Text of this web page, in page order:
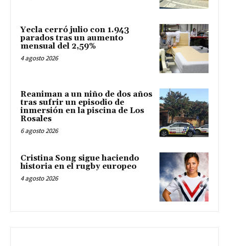
Yecla cerró julio con 1.943
parados tras un aumento
mensual del 2,59%
4 agosto 2026
Reaniman a un niño de dos años
tras sufrir un episodio de
inmersión en la piscina de Los
Rosales
6 agosto 2026
Cristina Song sigue haciendo
historia en el rugby europeo
4 agosto 2026